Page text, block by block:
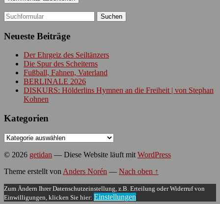
Suchen
nach:
Neueste Beiträge
Der Ehrgeiz des Seiltänzers
Die Spur des Scheiterns
Fußball, Fahnen, Vaterland
BERLINALE 2026
DISKURS: Hölderlins Hymnen an die Freiheit | von Stephan
Kohnen
Kategorien
Kategorien
© 2026 getidan — Diese Website läuft mit WordPress
Theme erstellt von Anders Norén — Nach oben ↑
Zum Ändern Ihrer Datenschutzeinstellung, z.B. Erteilung oder Widerruf von
Einwilligungen, klicken Sie hier: Einstellungen